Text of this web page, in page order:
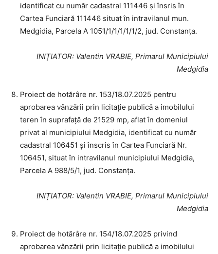
identificat cu număr cadastral 111446 și însris în
Cartea Funciară 111446 situat în intravilanul mun.
Medgidia, Parcela A 1051/1/1/1/1/1/2, jud. Constanța.
INIȚIATOR: Valentin VRABIE, Primarul Municipiului
Medgidia
Proiect de hotărâre nr. 153/18.07.2025 pentru
aprobarea vânzării prin licitație publică a imobilului
teren în suprafață de 21529 mp, aflat în domeniul
privat al municipiului Medgidia, identificat cu număr
cadastral 106451 și înscris în Cartea Funciară Nr.
106451, situat în intravilanul municipiului Medgidia,
Parcela A 988/5/1, jud. Constanța.
INIȚIATOR: Valentin VRABIE, Primarul Municipiului
Medgidia
Proiect de hotărâre nr. 154/18.07.2025 privind
aprobarea vânzării prin licitație publică a imobilului